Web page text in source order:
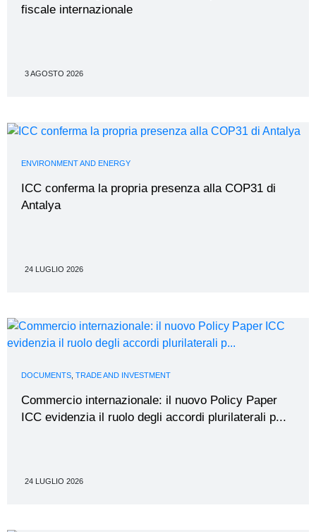
fiscale internazionale
3 AGOSTO 2026
ENVIRONMENT AND ENERGY
ICC conferma la propria presenza alla COP31 di
Antalya
24 LUGLIO 2026
DOCUMENTS TRADE AND INVESTMENT
Commercio internazionale: il nuovo Policy Paper
ICC evidenzia il ruolo degli accordi plurilaterali p...
24 LUGLIO 2026